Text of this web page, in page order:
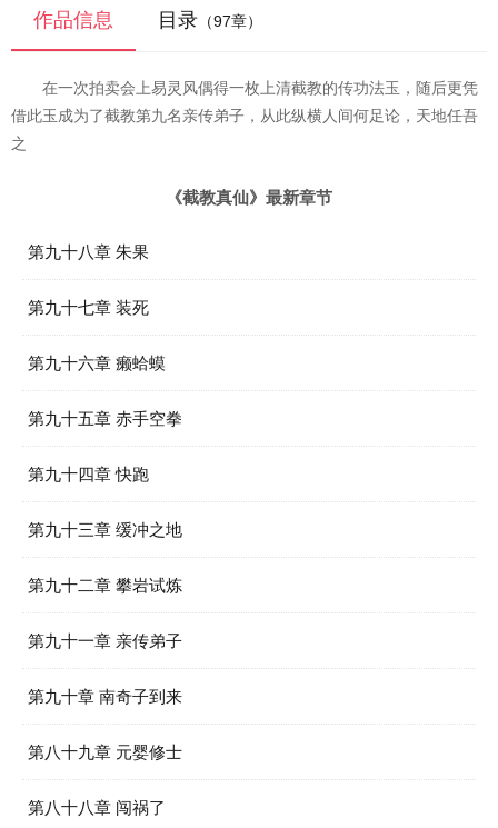
作品信息 目录 （97章）
在一次拍卖会上易灵风偶得一枚上清截教的传功法玉，随后更凭
借此玉成为了截教第九名亲传弟子，从此纵横人间何足论，天地任吾
之
《截教真仙》最新章节
第九十八章 朱果
第九十七章 装死
第九十六章 癞蛤蟆
第九十五章 赤手空拳
第九十四章 快跑
第九十三章 缓冲之地
第九十二章 攀岩试炼
第九十一章 亲传弟子
第九十章 南奇子到来
第八十九章 元婴修士
第八十八章 闯祸了